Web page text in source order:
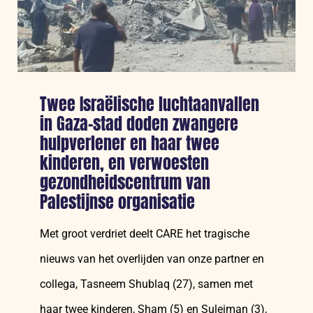
uit
Twee Israëlische luchtaanvallen
in Gaza-stad doden zwangere
hulpverlener en haar twee
kinderen, en verwoesten
gezondheidscentrum van
Palestijnse organisatie
Met groot verdriet deelt CARE het tragische
nieuws van het overlijden van onze partner en
collega, Tasneem Shublaq (27), samen met
haar twee kinderen, Sham (5) en Suleiman (3),